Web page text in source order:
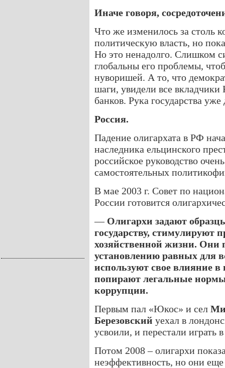
Иначе говоря,
Что же изменилось за столь
политическую власть, но
Но это ненадолго. Слишком
глобальны его проблемы,
нуворишей. А то, что
шаги, увидели все
банков. Рука государства
Россия.
Падение олигархата в РФ
наследника ельцинского
российское руководство
самостоятельных
В мае 2003 г. Совет по
России готовится
— Олигархи задают
государству, стимулируют
хозяйственной жизни. Они
установлению равных для
используют свое влияние в
попирают легальные
коррупции.
Первым пал «Юкос» и сел
Березовский уехал в
усвоили, и перестали играть
Потом 2008 – олигархи
неэффективность, но они